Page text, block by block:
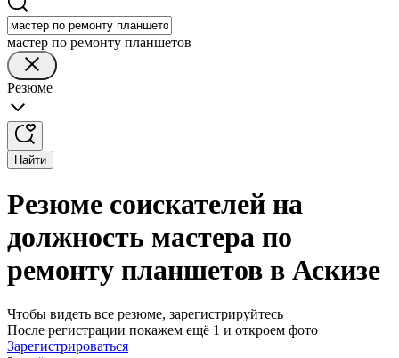
мастер по ремонту планшетов
Резюме
Найти
Резюме соискателей на
должность мастера по
ремонту планшетов в Аскизе
Чтобы видеть все резюме, зарегистрируйтесь
После регистрации покажем ещё 1 и откроем фото
Зарегистрироваться